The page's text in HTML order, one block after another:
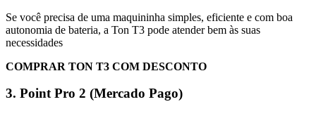
Se você precisa de uma maquininha simples, eficiente e com boa
autonomia de bateria, a Ton T3 pode atender bem às suas
necessidades​
COMPRAR TON T3 COM DESCONTO
3. Point Pro 2 (Mercado Pago)